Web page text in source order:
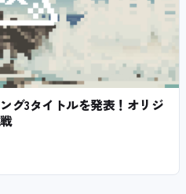
グ3タイトルを発表！オリジ